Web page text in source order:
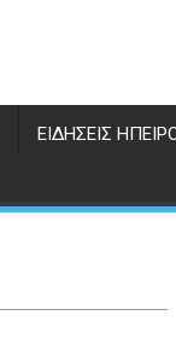
ΕΙΔΉΣΕΙΣ